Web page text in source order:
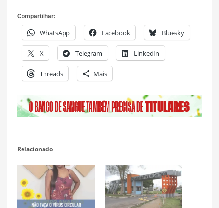
Compartilhar:
WhatsApp Facebook Bluesky
X Telegram LinkedIn
Threads Mais
Relacionado